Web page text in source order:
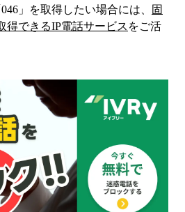
046 」を取得したい場合には、
固
得できるIP電話サービス をご活